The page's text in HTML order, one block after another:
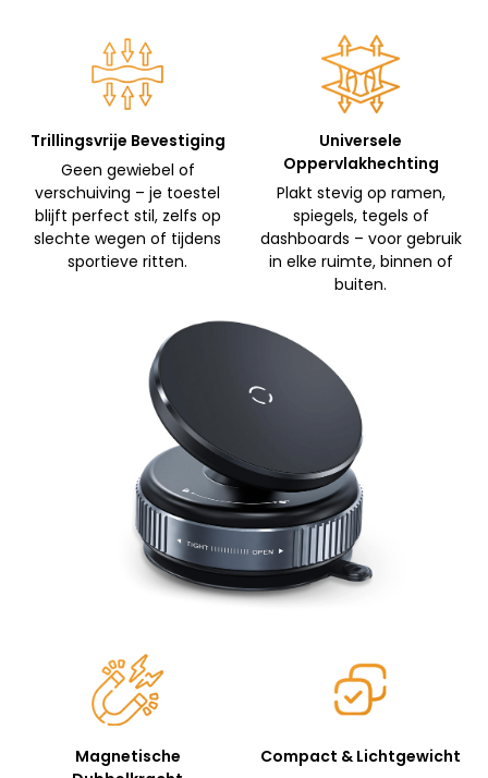
Trillingsvrije Bevestiging
Geen gewiebel of
verschuiving – je toestel
blijft perfect stil, zelfs op
slechte wegen of tijdens
sportieve ritten.
Universele
Oppervlakhechting
Plakt stevig op ramen,
spiegels, tegels of
dashboards – voor gebruik
in elke ruimte, binnen of
buiten.
Magnetische
Compact & Lichtgewicht